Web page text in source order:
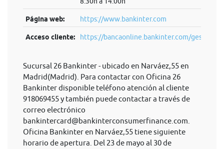
Página web: https://www.bankinter.com
Acceso cliente: https://bancaonline.bankinter.com/ges...
Sucursal 26 Bankinter - ubicado en Narváez,55 en
Madrid(Madrid). Para contactar con Oficina 26
Bankinter disponible teléfono atención al cliente
918069455 y también puede contactar a través de
correo electrónico
bankintercard@bankinterconsumerfinance.com
Oficina Bankinter en Narváez,55 tiene siguiente
horario de apertura. Del 23 de mayo al 30 de